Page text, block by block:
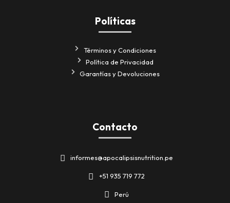
Políticas
Términos y Condiciones
Política de Privacidad
Garantías y Devoluciones
Contacto
informes@apocalipsisnutrition.pe
+51 935 719 772
Perú